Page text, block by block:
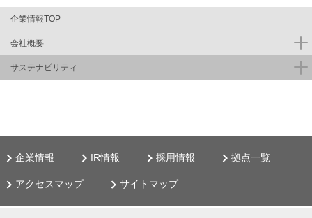
企業情報TOP
会社概要
サステナビリティ
企業情報 IR情報 採用情報 拠点一覧
アクセスマップ サイトマップ